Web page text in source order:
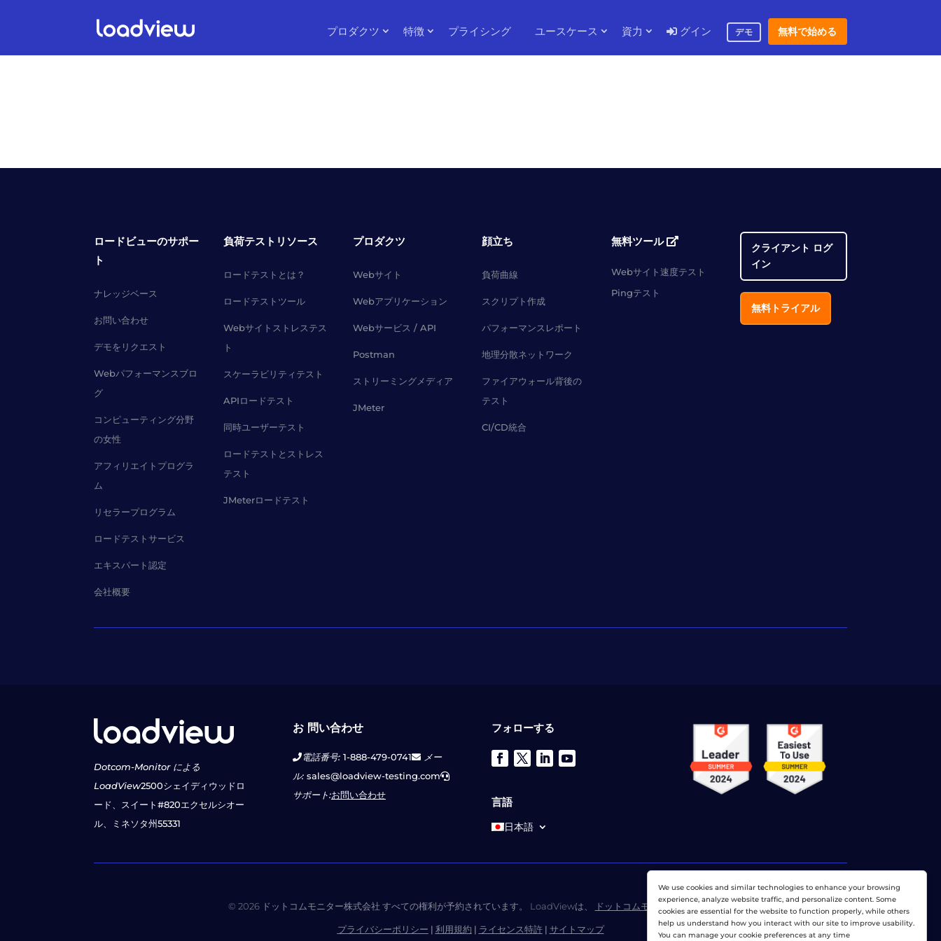
プロダクツ 特徴 プライシング ユースケース 資力 グイン デモ 無料で始める
ロードビューのサポー
ト
ナレッジベース
お問い合わせ
デモをリクエスト
Webパフォーマンスブロ
グ
コンピューティング分野
の女性
アフィリエイトプログラ
ム
リセラープログラム
ロードテストサービス
エキスパート認定
会社概要
負荷テストリソース
ロードテストとは？
ロードテストツール
Webサイトストレステス
ト
スケーラビリティテスト
APIロードテスト
同時ユーザーテスト
ロードテストとストレス
テスト
JMeterロードテスト
プロダクツ
Webサイト
Webアプリケーション
Webサービス / API
Postman
ストリーミングメディア
JMeter
顔立ち
負荷曲線
スクリプト作成
パフォーマンスレポート
地理分散ネットワーク
ファイアウォール背後の
テスト
CI/CD統合
無料ツール
Webサイト速度テスト
Pingテスト
クライアント ログ
イン
無料トライアル
Dotcom-Monitor による
LoadView2500シェイディウッドロ
ード、スイート#820エクセルシオー
ル、ミネソタ州55331
お 問い合わせ
電話番号:1-888-479-0741
メー
ル:sales@loadview-testing.com
サポート:お問い合わせ
フォローする
言語
日本語
© 2026 ドットコムモニター株式会社 すべての権利が予約されています。 LoadViewは、 ドットコムモニター株式会社
プライバシーポリシー | 利用規約 | ライセンス特許| サイトマップ
We use cookies and similar technologies to enhance your browsing
experience, analyze website traffic, and personalize content. Some
cookies are essential for the website to function properly, while others
help us understand how you interact with our site to improve usability.
You can manage your cookie preferences at any time